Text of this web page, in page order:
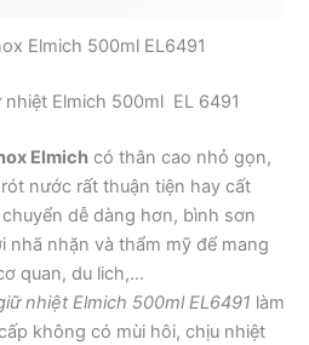
Elmich 500ml EL6491
Elmich 500ml EL 6491
Elmichcó thân cao nhỏ gọn,
nước rất thuận tiện hay cất
dễ dàng hơn, bình sơn
nhã nhặn và thẩm mỹ để mang
quan, du lich,…
nhiệt Elmich 500ml EL6491 làm
không có mùi hôi, chịu nhiệt